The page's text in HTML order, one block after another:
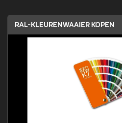
RAL-KLEURENWAAIER KOPEN